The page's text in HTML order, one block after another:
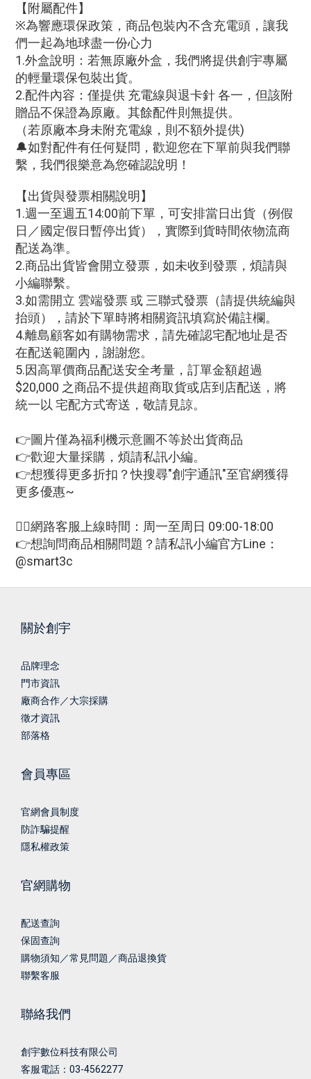
【附屬配件】
※為響應環保政策，商品包裝內不含充電頭，讓我
們一起為地球盡一份心力
1.外盒說明：若無原廠外盒，我們將提供創宇專屬
的輕量環保包裝出貨。
2.配件內容：僅提供 充電線與退卡針 各一，但該附
贈品不保證為原廠。其餘配件則無提供。
（若原廠本身未附充電線，則不額外提供)
🔔如對配件有任何疑問，歡迎您在下單前與我們聯
繫，我們很樂意為您確認說明！
【出貨與發票相關說明】
1.週一至週五14:00前下單，可安排當日出貨（例假
日／國定假日暫停出貨），實際到貨時間依物流商
配送為準。
2.商品出貨皆會開立發票，如未收到發票，煩請與
小編聯繫。
3.如需開立 雲端發票 或 三聯式發票（請提供統編與
抬頭），請於下單時將相關資訊填寫於備註欄。
4.離島顧客如有購物需求，請先確認宅配地址是否
在配送範圍內，謝謝您。
5.因高單價商品配送安全考量，訂單金額超過
$20,000 之商品不提供超商取貨或店到店配送，將
統一以 宅配方式寄送，敬請見諒。
👉圖片僅為福利機示意圖不等於出貨商品
👉歡迎大量採購，煩請私訊小編。
👉想獲得更多折扣？快搜尋"創宇通訊"至官網獲得
更多優惠~
🙋‍♀網路客服上線時間：周一至周日 09:00-18:00
👉想詢問商品相關問題？請私訊小編官方Line：
@smart3c
關於創宇
品牌理念
門市資訊
廠商合作／大宗採購
徵才資訊
部落格
會員專區
官網會員制度
防詐騙提醒
隱私權政策
官網購物
配送查詢
保固查詢
購物須知／常見問題／商品退換貨
聯繫客服
聯絡我們
創宇數位科技有限公司
客服電話：03-4562277